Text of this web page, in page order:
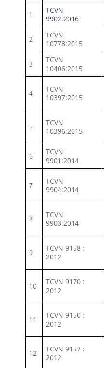
1
TCVN
9902:2016
2
TCVN
10778:2015
3
TCVN
10406:2015
4
TCVN
10397:2015
5
TCVN
10396:2015
6
TCVN
9901:2014
7
TCVN
9904:2014
8
TCVN
9903:2014
9
TCVN 9158 :
2012
10
TCVN 9170 :
2012
11
TCVN 9150 :
2012
12
TCVN 9157 :
2012